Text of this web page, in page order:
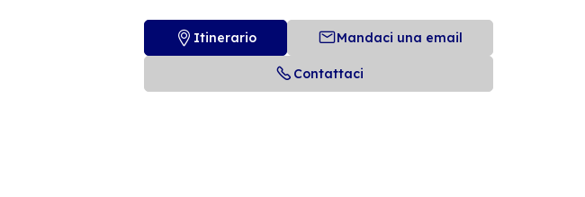
Itinerario Mandaci una email
Contattaci